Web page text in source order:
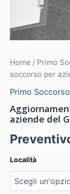
Home / Primo
soccorso per
Primo Soccorso
aziende del
Località